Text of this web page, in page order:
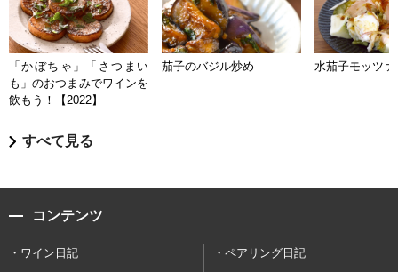
「かぼちゃ」「さつまい
も」のおつまみでワインを
飲もう！【2022】
茄子のバジル炒め 水茄子モッツァ
すべて見る
コンテンツ
ワイン日記
ペアリング日記